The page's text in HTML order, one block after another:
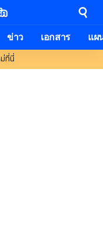
ข่าว เอกสาร แผ
ที่นี่